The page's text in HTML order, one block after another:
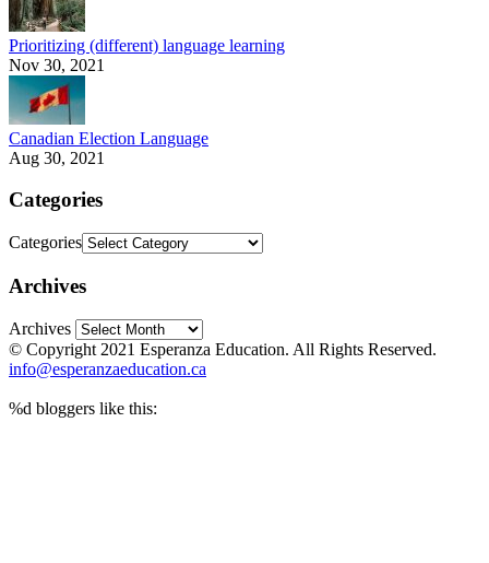
Prioritizing (different) language learning
Nov 30, 2021
Canadian Election Language
Aug 30, 2021
Categories
Categories
Archives
Archives
© Copyright 2021 Esperanza Education. All Rights Reserved.
info@esperanzaeducation.ca
%d bloggers like this: